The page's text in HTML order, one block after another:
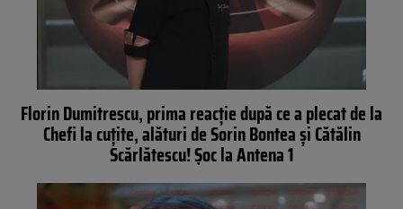
Florin Dumitrescu, prima reacţie după ce a plecat de la
Chefi la cuțite, alături de Sorin Bontea şi Cătălin
Scărlătescu! Şoc la Antena 1